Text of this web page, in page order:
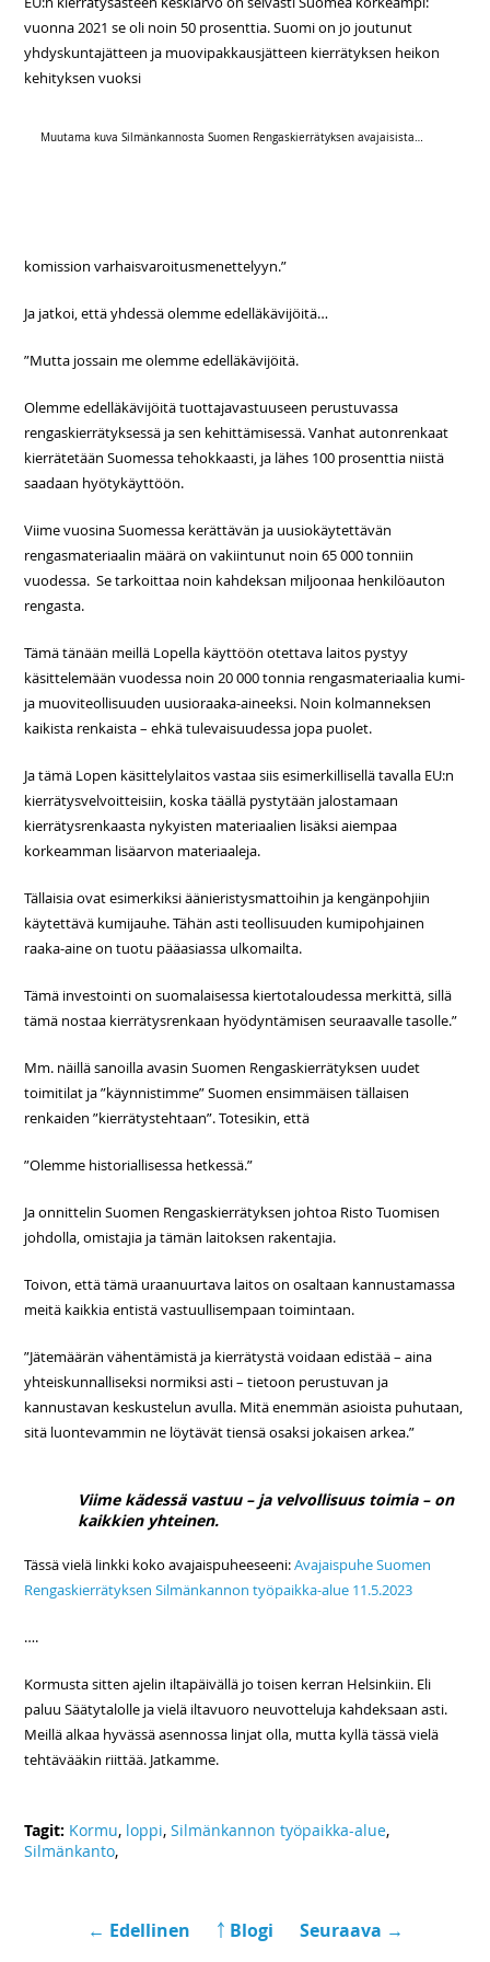
vuonna 2021 se oli noin 50 prosenttia. Suomi on jo joutunut
yhdyskunta­jätteen ja muovipakkausjätteen kierrätyksen heikon
kehityksen vuoksi
Muutama kuva Silmänkannosta Suomen Rengaskierrätyksen avajaisista…
komission varhaisvaroitusmenettelyyn.”
Ja jatkoi, että yhdessä olemme edelläkävijöitä…
”Mutta jossain me olemme edelläkävijöitä.
Olemme edelläkävijöitä tuottajavastuuseen perustuvassa
rengaskierrätyksessä ja sen kehittämisessä. Vanhat autonrenkaat
kierrätetään Suomessa tehokkaasti, ja lähes 100 prosenttia niistä
saadaan hyötykäyttöön.
Viime vuosina Suomessa kerättävän ja uusiokäytettävän
rengasmateriaalin määrä on vakiintunut noin 65 000 tonniin
vuodessa. Se tarkoittaa noin kahdeksan miljoonaa henkilöauton
rengasta.
Tämä tänään meillä Lopella käyttöön otettava laitos pystyy
käsittelemään vuodessa noin 20 000 tonnia rengasmateriaalia kumi-
ja muoviteollisuuden uusioraaka-aineeksi. Noin kolmanneksen
kaikista renkaista – ehkä tulevaisuudessa jopa puolet.
Ja tämä Lopen käsittelylaitos vastaa siis esimerkillisellä tavalla EU:n
kierrätysvelvoitteisiin, koska täällä pystytään jalostamaan
kierrätysrenkaasta nykyisten materiaalien lisäksi aiempaa
korkeamman lisäarvon materiaaleja.
Tällaisia ovat esimerkiksi äänieristysmattoihin ja kengänpohjiin
käytettävä kumijauhe. Tähän asti teollisuuden kumipohjainen
raaka-aine on tuotu pääasiassa ulkomailta.
Tämä investointi on suomalaisessa kiertotaloudessa merkittä, sillä
tämä nostaa kierrätysrenkaan hyödyntämisen seuraavalle tasolle.”
Mm. näillä sanoilla avasin Suomen Rengaskierrätyksen uudet
toimitilat ja ”käynnistimme” Suomen ensimmäisen tällaisen
renkaiden ”kierrätystehtaan”. Totesikin, että
”Olemme historiallisessa hetkessä.”
Ja onnittelin Suomen Rengaskierrätyksen johtoa Risto Tuomisen
johdolla, omistajia ja tämän laitoksen rakentajia.
Toivon, että tämä uraanuurtava laitos on osaltaan kannustamassa
meitä kaikkia entistä vastuullisempaan toimintaan.
”Jätemäärän vähentämistä ja kierrätystä voidaan edistää – aina
yhteiskunnalliseksi normiksi asti – tietoon perustuvan ja
kannustavan keskustelun avulla. Mitä enemmän asioista puhutaan,
sitä luontevammin ne löytävät tiensä osaksi jokaisen arkea.”
Viime kädessä vastuu – ja velvollisuus toimia – on
kaikkien yhteinen.
Tässä vielä linkki koko avajaispuheeseeni:Avajaispuhe Suomen
Rengaskierrätyksen Silmänkannon työpaikka-alue 11.5.2023
….
Kormusta sitten ajelin iltapäivällä jo toisen kerran Helsinkiin. Eli
paluu Säätytalolle ja vielä iltavuoro neuvotteluja kahdeksaan asti.
Meillä alkaa hyvässä asennossa linjat olla, mutta kyllä tässä vielä
tehtävääkin riittää. Jatkamme.
Tagit: Kormu, loppi,Silmänkannon työpaikka-alue,
Silmänkanto,
← Edellinen ￪ Blogi Seuraava →